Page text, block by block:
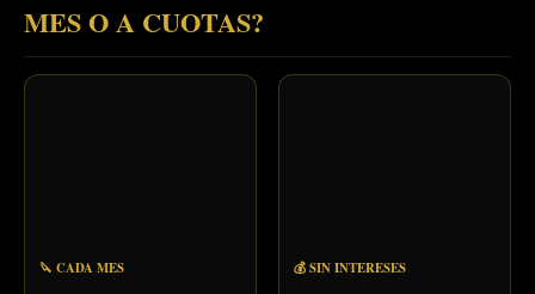
MES O A CUOTAS?
🔪 CADA MES 💰 SIN INTERESES